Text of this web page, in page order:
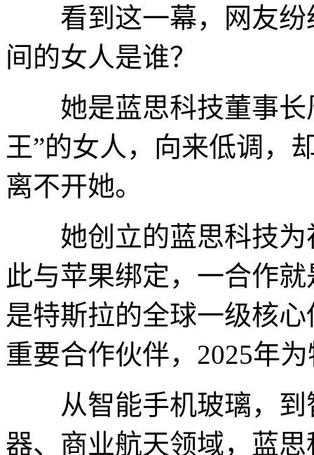
看到这一幕，网友纷
间的女人是谁？
她是蓝思科技董事长
王”的女人，向来低调，
离不开她。
她创立的蓝思科技为
此与苹果绑定，一合作
是特斯拉的全球一级核
重要合作伙伴，2025年
从智能手机玻璃，到
器、商业航天领域，蓝